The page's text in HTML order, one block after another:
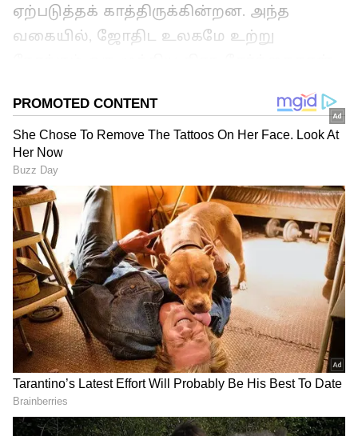
ஏற்படுத்தக் காத்திருக்கின்றன. அந்த
வகையில், ஜோதிட உலகமே உற்று
துருவ கிரகங்களின் இணைப்பால்,
குறிப்பாகக் கடக ராசியினரின் வாழ்வில்
பல அதிரடியான, தலைகீழ் மாற்றங்கள்
நடக்கப்போகின்றன. இதன் தாக்கம் ஜூன்
மாதத்தின் இறுதியில் இருந்து தொடங்கும்
நிலையில் இந்தச் சேர்க்கை யாருக்கு
லாபத்தைத் தரப்போகிறது? என்னென்ன
மாற்றங்கள் வரப்போகின்றன?
முழுமையாகப் பார்ப்போம்.
ஏசியாநெட் தமிழ்-ஐ உங்கள் முதன்மைத்
தேர்வாக்குங்கள்